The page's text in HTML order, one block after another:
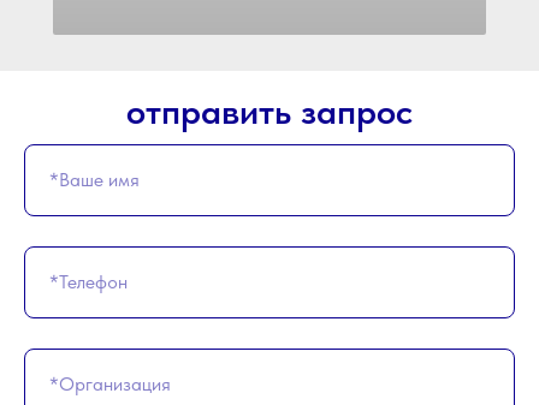
отправить запрос